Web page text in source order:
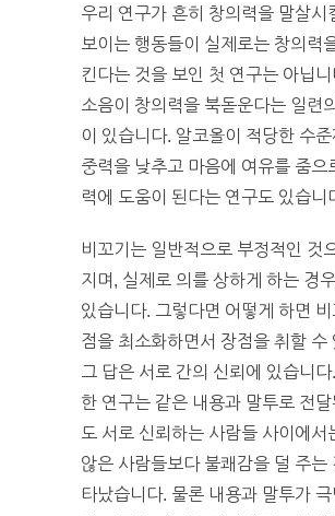
우리 연구가 흔히 창의력을 말살시
보이는 행동들이 실제로는 창의력
킨다는 것을 보인 첫 연구는 아닙
소음이 창의력을 북돋운다는 일련
이 있습니다. 알코올이 적당한 수준
중력을 낮추고 마음에 여유를 줌으
력에 도움이 된다는 연구도 있습니
비꼬기는 일반적으로 부정적인 것
지며, 실제로 의를 상하게 하는 경
있습니다. 그렇다면 어떻게 하면
점을 최소화하면서 장점을 취할 수
그 답은 서로 간의 신뢰에 있습니다
한 연구는 같은 내용과 말투로 전달
도 서로 신뢰하는 사람들 사이에서
않은 사람들보다 불쾌감을 덜 주는
타났습니다. 물론 내용과 말투가